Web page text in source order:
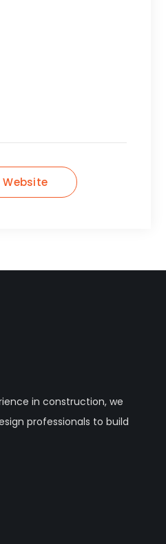
in construction, we
professionals to build